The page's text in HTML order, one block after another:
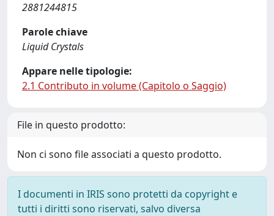
2881244815
Parole chiave
Liquid Crystals
Appare nelle tipologie:
2.1 Contributo in volume (Capitolo o Saggio)
File in questo prodotto:
Non ci sono file associati a questo prodotto.
I documenti in IRIS sono protetti da copyright e
tutti i diritti sono riservati, salvo diversa